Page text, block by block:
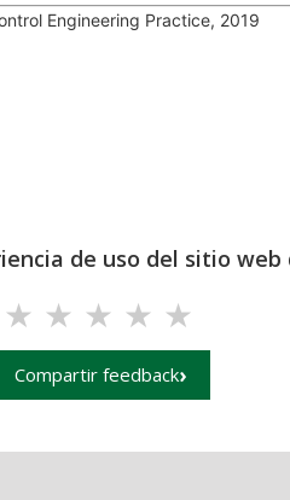
Engineering Practice, 2019
de uso del sitio web